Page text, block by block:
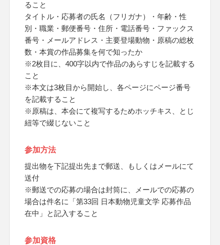
ること
タイトル・応募者の氏名（フリガナ）・年齢・性
別・職業・郵便番号・住所・電話番号・ファックス
番号・メールアドレス・主要登場動物・原稿の総枚
数・本賞の作品募集を何で知ったか
※2枚目に、400字以内で作品のあらすじを記載する
こと
※本文は3枚目から開始し、各ページにページ番号
を記載すること
※原稿は、本会にて複写するためホッチキス、とじ
紐等で綴じないこと
参加方法
提出物を下記提出先まで郵送、もしくはメールにて
送付
※郵送での応募の場合は封筒に、メールでの応募の
場合は件名に「第33回 日本動物児童文学 応募作品
在中」と記入すること
参加資格